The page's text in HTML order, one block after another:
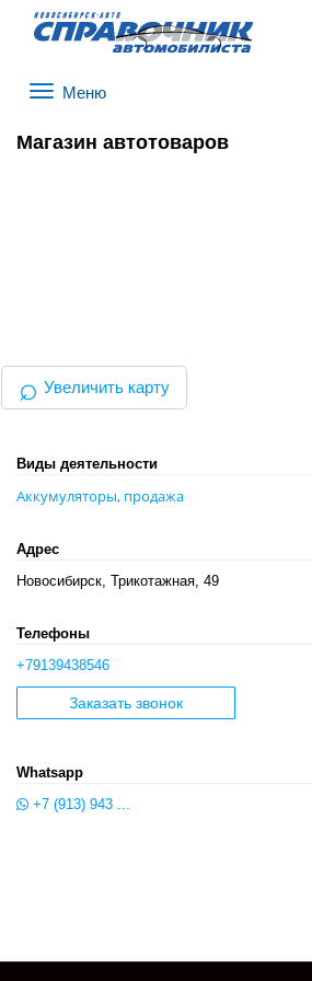
Магазин автотоваров
⌕ Увеличить карту
Виды деятельности
Аккумуляторы, продажа
Адрес
Новосибирск, Трикотажная, 49
Телефоны
+79139438546
Заказать звонок
Whatsapp
+7 (913) 943 ...